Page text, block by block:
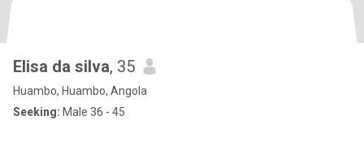
Elisa da silva, 35
Huambo, Huambo, Angola
Seeking: Male 36 - 45